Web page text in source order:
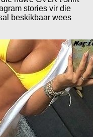
stories vir die
beskikbaar wees